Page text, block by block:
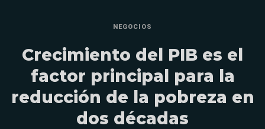
NEGOCIOS
Crecimiento del PIB es el
factor principal para la
reducción de la pobreza en
dos décadas